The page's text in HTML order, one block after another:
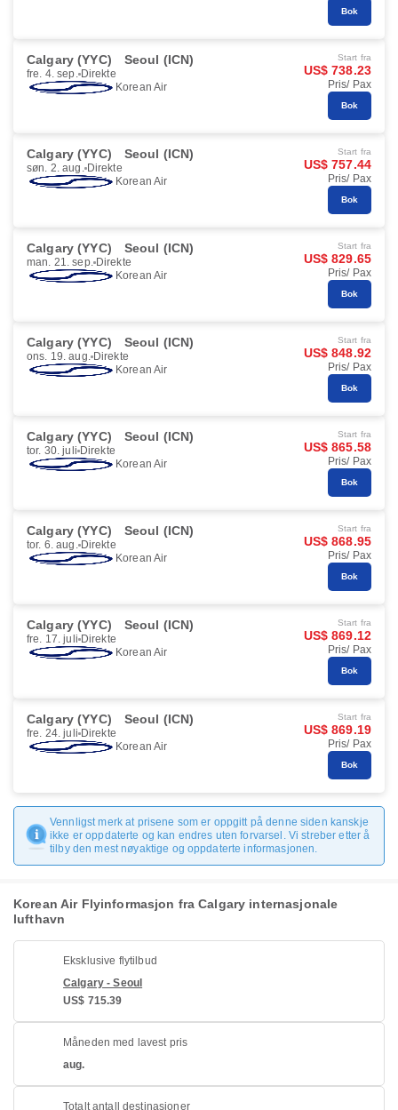
Bok
Calgary (YYC) Seoul (ICN)
fre. 4. sep. Direkte
Korean Air
Start fra
US$ 738.23
Pris/ Pax
Bok
Calgary (YYC) Seoul (ICN)
søn. 2. aug. Direkte
Korean Air
Start fra
US$ 757.44
Pris/ Pax
Bok
Calgary (YYC) Seoul (ICN)
man. 21. sep. Direkte
Korean Air
Start fra
US$ 829.65
Pris/ Pax
Bok
Calgary (YYC) Seoul (ICN)
ons. 19. aug. Direkte
Korean Air
Start fra
US$ 848.92
Pris/ Pax
Bok
Calgary (YYC) Seoul (ICN)
tor. 30. juli Direkte
Korean Air
Start fra
US$ 865.58
Pris/ Pax
Bok
Calgary (YYC) Seoul (ICN)
tor. 6. aug. Direkte
Korean Air
Start fra
US$ 868.95
Pris/ Pax
Bok
Calgary (YYC) Seoul (ICN)
fre. 17. juli Direkte
Korean Air
Start fra
US$ 869.12
Pris/ Pax
Bok
Calgary (YYC) Seoul (ICN)
fre. 24. juli Direkte
Korean Air
Start fra
US$ 869.19
Pris/ Pax
Bok
Vennligst merk at prisene som er oppgitt på denne siden kanskje
ikke er oppdaterte og kan endres uten forvarsel. Vi streber etter å
tilby den mest nøyaktige og oppdaterte informasjonen.
Korean Air Flyinformasjon fra Calgary internasjonale
lufthavn
Eksklusive flytilbud
Calgary - Seoul
US$ 715.39
Måneden med lavest pris
aug.
Totalt antall destinasjoner